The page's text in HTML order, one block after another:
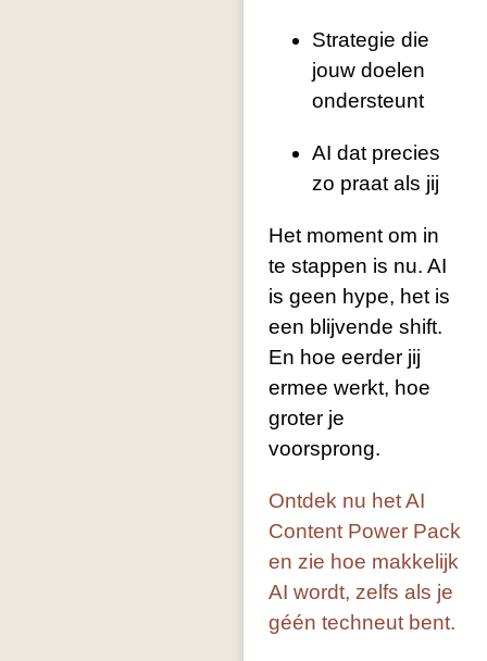
Strategie die
jouw doelen
ondersteunt
AI dat precies
zo praat als jij
Het moment om in
te stappen is nu. AI
is geen hype, het is
een blijvende shift.
En hoe eerder jij
ermee werkt, hoe
groter je
voorsprong.
Ontdek nu het AI
Content Power Pack
en zie hoe makkelijk
AI wordt, zelfs als je
géén techneut bent.